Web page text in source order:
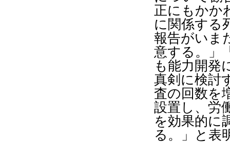
正にもかか
に関係する
報告がいま
意する。」
も能力開発
真剣に検討
査の回数を
設置し、労
を効果的に
る。」と表